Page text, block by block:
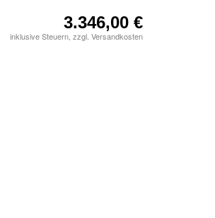
3.346,00 €
inklusive Steuern, zzgl. Versandkosten